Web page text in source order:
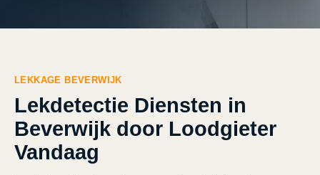
LEKKAGE BEVERWIJK
Lekdetectie Diensten in
Beverwijk door Loodgieter
Vandaag